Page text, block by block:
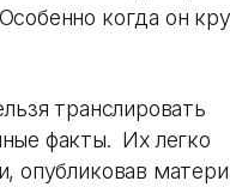
когда он
транслировать
факты. Их легко
опубликовав